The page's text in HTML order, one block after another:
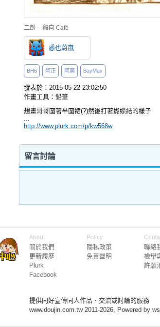
二創 一般向 Café
惑也蔚嵐
BH6 阿正 阿廣 BayMax
發表於：2015-05-22 23:02:50
作畫工具：鉛筆
想畫哥哥圍著半圍裙(?)然後打著蝴蝶結的樣子
http://www.plurk.com/p/kw568w
留言討論
About
關於我們
更新履歷
Plurk
Facebook
Policy
隱私政策
免責聲明
聯絡
檢舉
許願
提供同好宣傳同人作品、交流或討論的服務
www.doujin.com.tw 2011-2026, Powered by